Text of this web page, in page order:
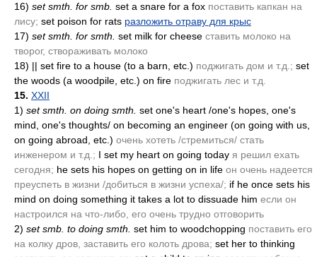
16) set smth. for smb. set a snare for a fox поставить капкан на
лису; set poison for rats разложить отраву для крыс
17) set smth. for smth. set milk for cheese ставить молоко на
творог, створаживать молоко
18) || set fire to a house (to a barn, etc.) поджигать дом и т.д.; set
the woods (a woodpile, etc.) on fire поджигать лес и т.д.
15. XXII
1) set smth. on doing smth. set one's heart /one's hopes, one's
mind, one's thoughts/ on becoming an engineer (on going with us,
on going abroad, etc.) очень хотеть /стремиться/ стать
инженером и т.д.; I set my heart on going today я решил ехать
сегодня; he sets his hopes on getting on in life он очень надеется
преуспеть в жизни /добиться в жизни успеха/; if he once sets his
mind on doing something it takes a lot to dissuade him если он
настроился на что-либо, его очень трудно отговорить
2) set smb. to doing smth. set him to woodchopping поставить его
на колку дров, заставить его колоть дрова; set her to thinking